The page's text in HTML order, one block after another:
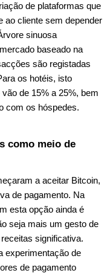
de plataformas que
ao cliente sem depender
sinuosa
baseado na
são registadas
os hotéis, isto
de 15% a 25%, bem
com os hóspedes.
como meio de
a aceitar Bitcoin,
de pagamento. Na
esta opção ainda é
seja mais um gesto de
significativa.
experimentação de
de pagamento